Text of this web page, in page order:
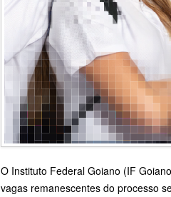
O Instituto Federal Goiano (IF
vagas remanescentes do processo